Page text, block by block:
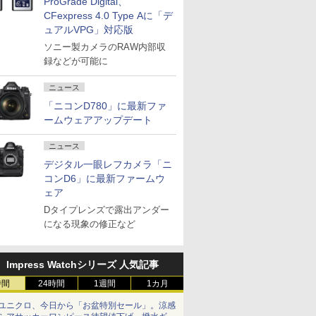
CFexpress 4.0 Type Aに「デ
ュアルVPG」対応版
ソニー製カメラのRAW内部収
録などが可能に
ニュース
「ニコンD780」に最新ファ
ームウェアアップデート
ニュース
デジタル一眼レフカメラ「ニ
コンD6」に最新ファームウ
ェア
Dタイプレンズで露出アンダー
になる現象の修正など
Impress Watchシリーズ 人気記事
24時間 1週間 1カ月
ニクロ、今日から「お盆特別セール」。涼感